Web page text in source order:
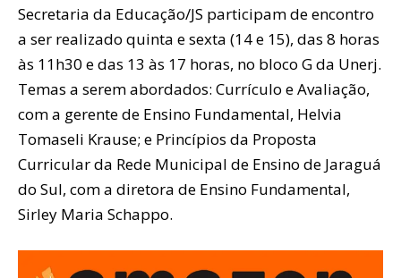
Secretaria da Educação/JS participam de encontro
a ser realizado quinta e sexta (14 e 15), das 8 horas
às 11h30 e das 13 às 17 horas, no bloco G da Unerj.
Temas a serem abordados: Currículo e Avaliação,
com a gerente de Ensino Fundamental, Helvia
Tomaseli Krause; e Princípios da Proposta
Curricular da Rede Municipal de Ensino de Jaraguá
do Sul, com a diretora de Ensino Fundamental,
Sirley Maria Schappo.